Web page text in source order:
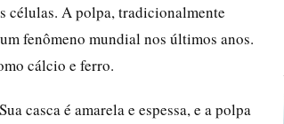
células. A polpa, tradicionalmente
fenômeno mundial nos últimos anos.
cálcio e ferro.
casca é amarela e espessa, e a polpa